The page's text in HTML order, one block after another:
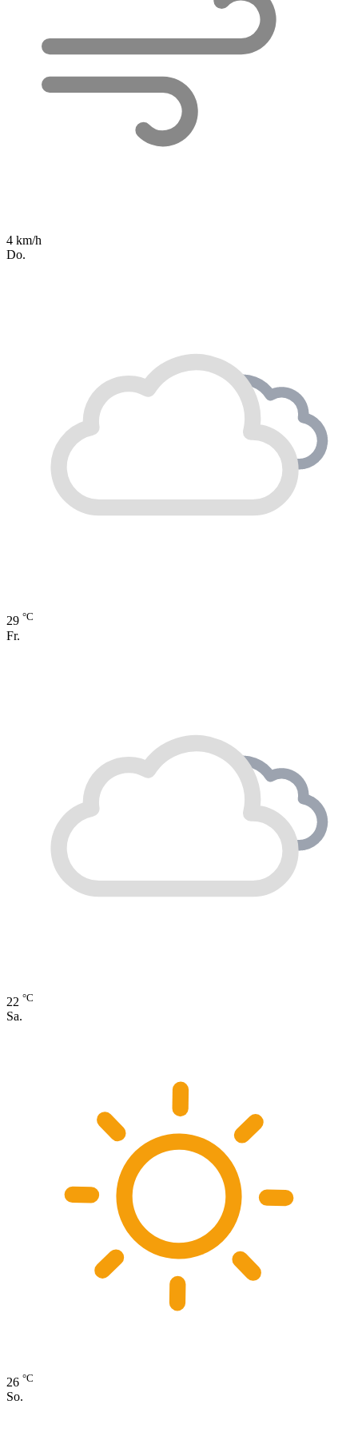
4 km/h
Do.
29 °C
Fr.
22 °C
Sa.
26 °C
So.